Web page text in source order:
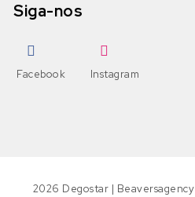
Siga-nos
Facebook Instagram
2026 Degostar | Beaversagency